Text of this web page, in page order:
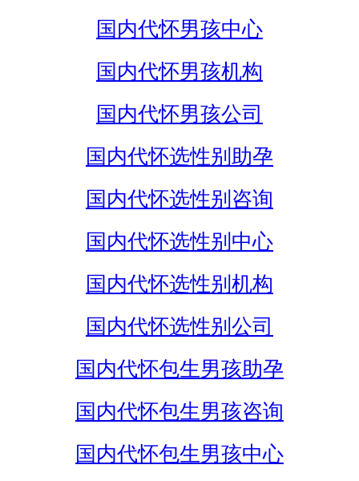
国内代怀男孩中心
国内代怀男孩机构
国内代怀男孩公司
国内代怀选性别助孕
国内代怀选性别咨询
国内代怀选性别中心
国内代怀选性别机构
国内代怀选性别公司
国内代怀包生男孩助孕
国内代怀包生男孩咨询
国内代怀包生男孩中心